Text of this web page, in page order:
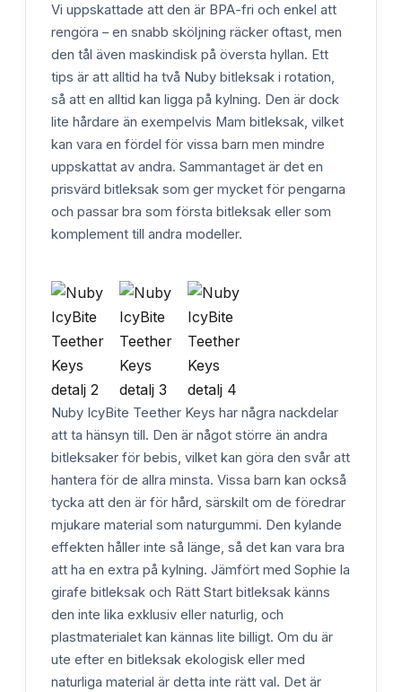
Vi uppskattade att den är BPA-fri och enkel att
rengöra – en snabb sköljning räcker oftast, men
den tål även maskindisk på översta hyllan. Ett
tips är att alltid ha två Nuby bitleksak i rotation,
så att en alltid kan ligga på kylning. Den är dock
lite hårdare än exempelvis Mam bitleksak, vilket
kan vara en fördel för vissa barn men mindre
uppskattat av andra. Sammantaget är det en
prisvärd bitleksak som ger mycket för pengarna
och passar bra som första bitleksak eller som
komplement till andra modeller.
Nuby IcyBite Teether Keys har några nackdelar
att ta hänsyn till. Den är något större än andra
bitleksaker för bebis, vilket kan göra den svår att
hantera för de allra minsta. Vissa barn kan också
tycka att den är för hård, särskilt om de föredrar
mjukare material som naturgummi. Den kylande
effekten håller inte så länge, så det kan vara bra
att ha en extra på kylning. Jämfört med Sophie la
girafe bitleksak och Rätt Start bitleksak känns
den inte lika exklusiv eller naturlig, och
plastmaterialet kan kännas lite billigt. Om du är
ute efter en bitleksak ekologisk eller med
naturliga material är detta inte rätt val. Det är